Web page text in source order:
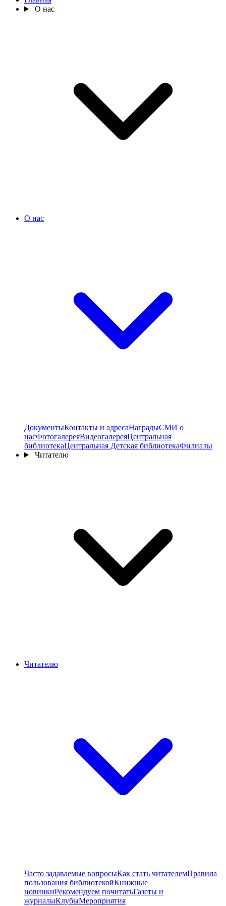
О нас
О нас
ДокументыКонтакты и адресаНаградыСМИ о
насФотогалереяВидеогалереяЦентральная
библиотекаЦентральная Детская библиотекаФилиалы
Читателю
Читателю
Часто задаваемые вопросыКак стать читателемПравила
пользования библиотекойКнижные
новинкиРекомендуем почитатьГазеты и
журналыКлубыМероприятия